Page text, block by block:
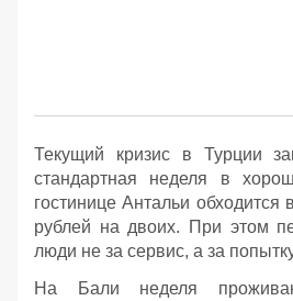
Текущий кризис в Турции
стандартная неделя в
гостинице Антальи
рублей на двоих. При этом
люди не за сервис, а за
На Бали неделя